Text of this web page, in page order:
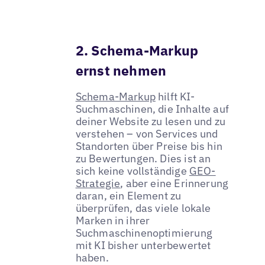
2. Schema-Markup
ernst nehmen
Schema-Markuphilft KI-
Suchmaschinen, die Inhalte auf
deiner Website zu lesen und zu
verstehen – von Services und
Standorten über Preise bis hin
zu Bewertungen. Dies ist an
sich keine vollständige GEO-
Strategie, aber eine Erinnerung
daran, ein Element zu
überprüfen, das viele lokale
Marken in ihrer
Suchmaschinenoptimierung
mit KI bisher unterbewertet
haben.